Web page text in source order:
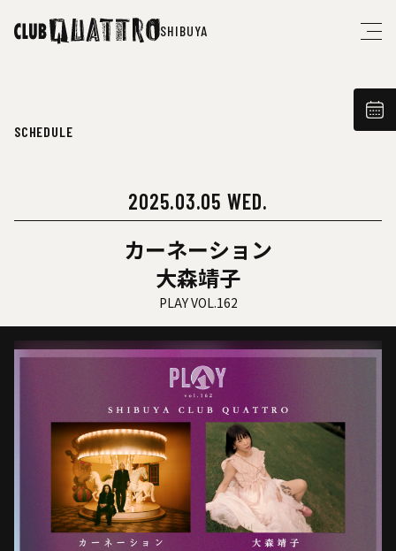
SHIBUYA
SCHEDULE
2025.03.05 WED.
カーネーション
大森靖子
PLAY VOL.162